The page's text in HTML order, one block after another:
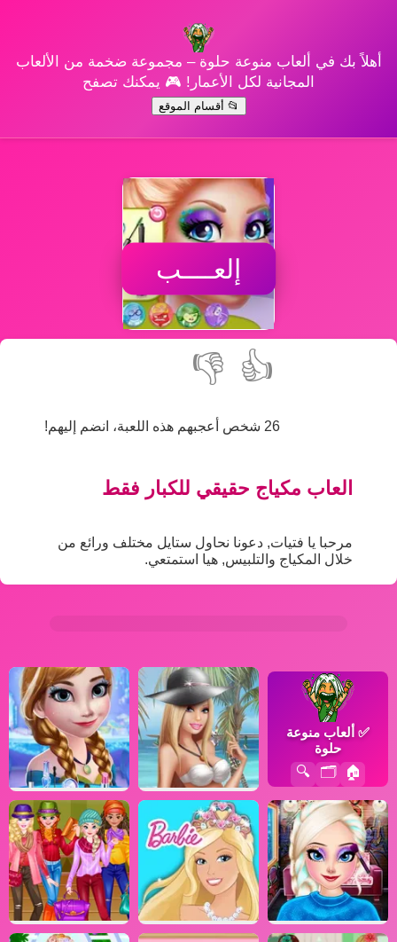
أهلاً بك في ألعاب منوعة حلوة – مجموعة ضخمة من الألعاب
المجانية لكل الأعمار! 🎮 يمكنك تصفح
📂 أقسام الموقع
إلعــــب
👍
👎
26 شخص أعجبهم هذه اللعبة، انضم إليهم!
العاب مكياج حقيقي للكبار فقط
مرحبا يا فتيات, دعونا نحاول ستايل مختلف ورائع من
خلال المكياج والتلبيس, هيا استمتعي.
✅ ألعاب منوعة
حلوة
🏠
🗂️
🔍